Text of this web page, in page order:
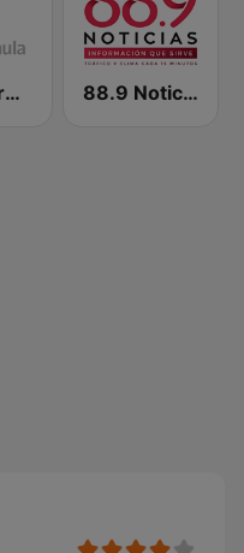
Radio Fórmula 104.1 FM 88.9 Noticias